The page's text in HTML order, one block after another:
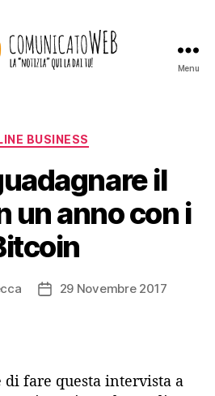
Menu
Categorie
BUSINESS
il
un anno con i
Data29 Novembre 2017
fare questa intervista a